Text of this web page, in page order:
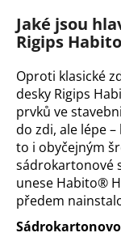
Jaké jsou
Rigips
Oproti klasické
desky Rigips
prvků ve
do zdi, ale lépe
to i obyčejným
sádrokartonové
unese Habito®
předem